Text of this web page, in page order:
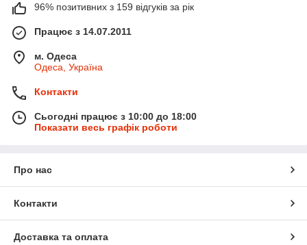
96% позитивних з 159 відгуків за рік
Працює з 14.07.2011
м. Одеса
Одеса, Україна
Контакти
Сьогодні працює з 10:00 до 18:00
Показати весь графік роботи
Про нас
Контакти
Доставка та оплата